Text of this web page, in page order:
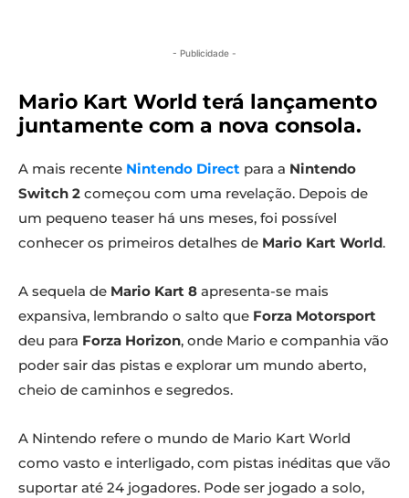
- Publicidade -
Mario Kart World terá lançamento
juntamente com a nova consola.
A mais recente Nintendo Direct para a Nintendo
Switch 2 começou com uma revelação. Depois de
um pequeno teaser há uns meses, foi possível
conhecer os primeiros detalhes de Mario Kart World.
A sequela de Mario Kart 8 apresenta-se mais
expansiva, lembrando o salto que Forza Motorsport
deu para Forza Horizon, onde Mario e companhia vão
poder sair das pistas e explorar um mundo aberto,
cheio de caminhos e segredos.
A Nintendo refere o mundo de Mario Kart World
como vasto e interligado, com pistas inéditas que vão
suportar até 24 jogadores. Pode ser jogado a solo,